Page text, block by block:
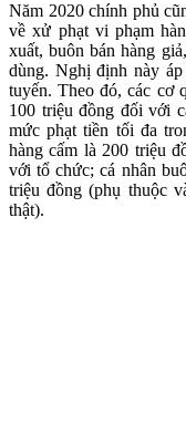
Năm 2020 chính phủ
về xử phạt vi phạm
xuất, buôn bán hàng
dùng. Nghị định này
tuyến. Theo đó, các cơ
100 triệu đồng đối với
mức phạt tiền tối đa
hàng cấm là 200 triệu
với tổ chức; cá nhân
triệu đồng (phụ thuộc
thật).